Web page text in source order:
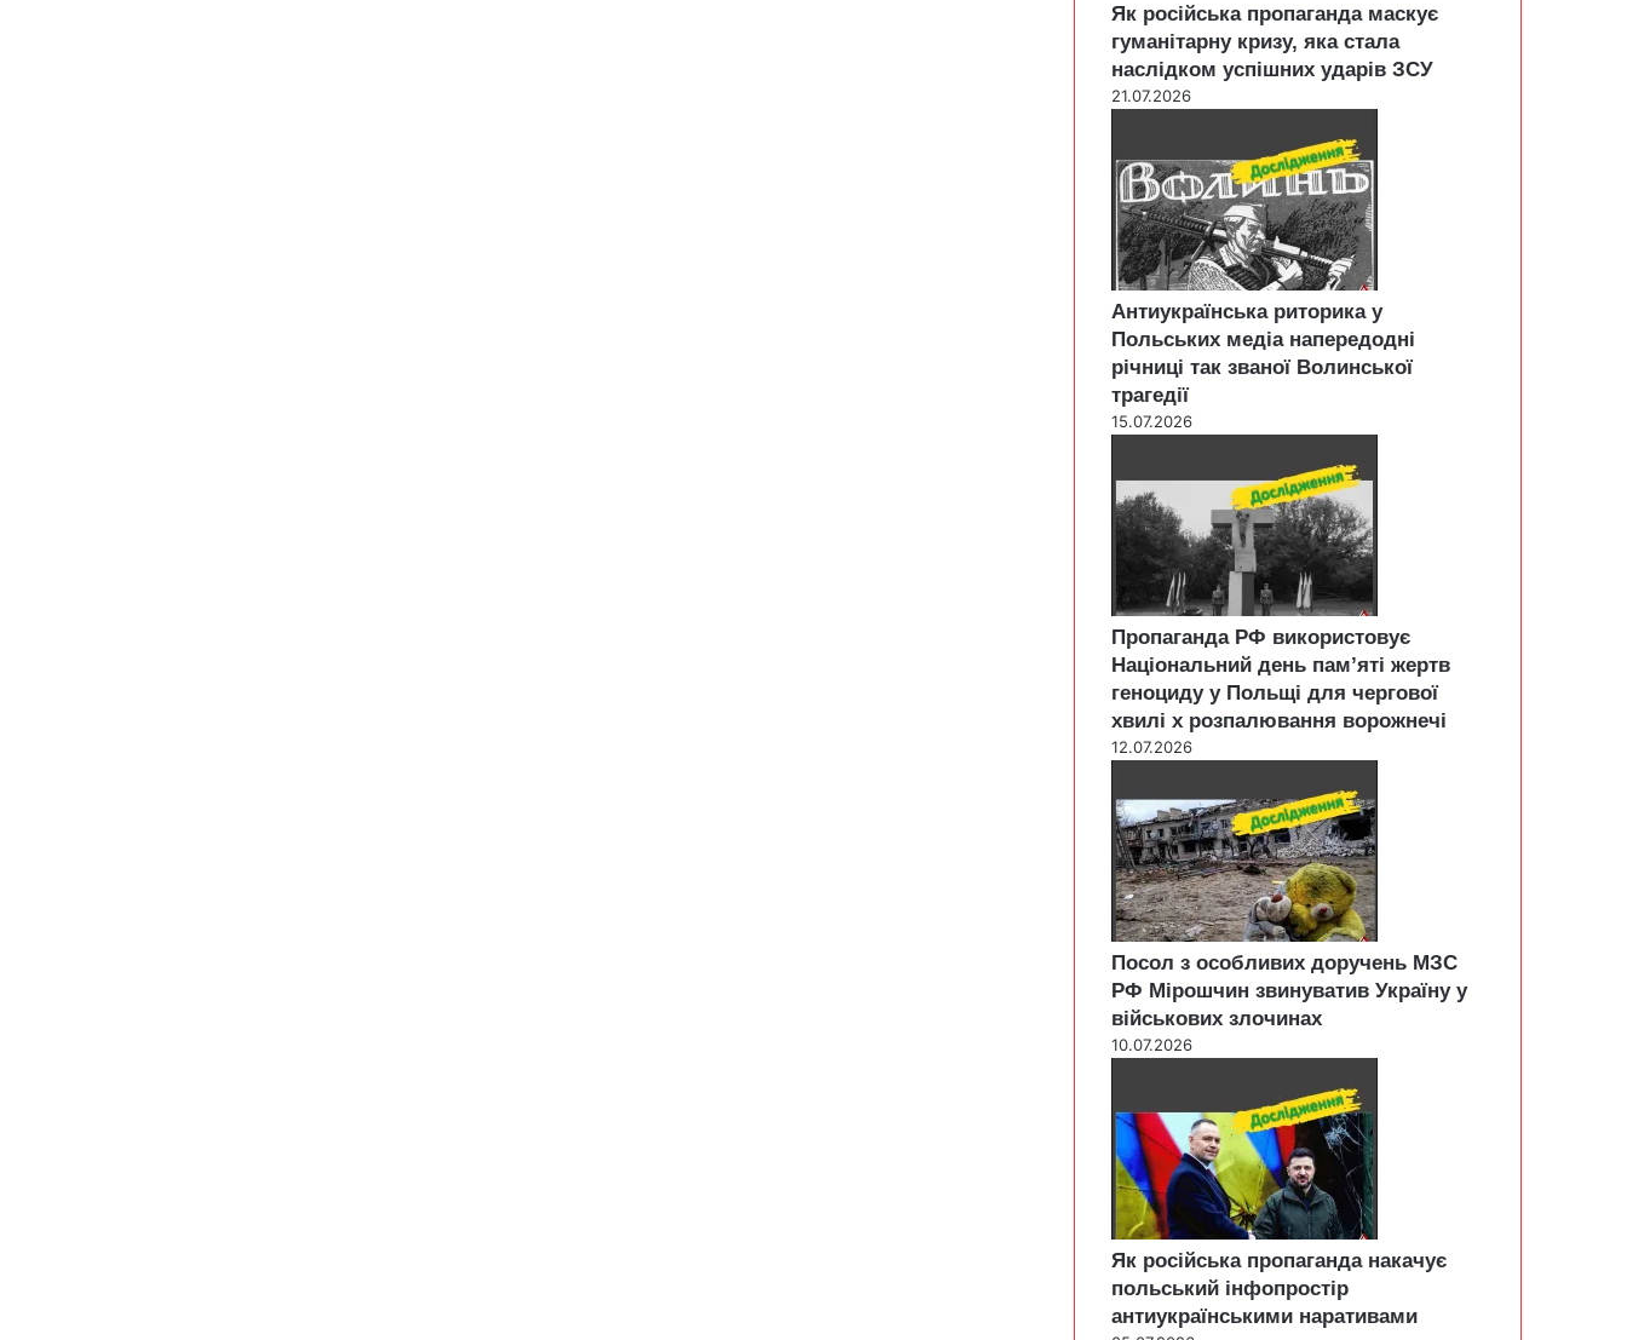
Як російська пропаганда маскує
гуманітарну кризу, яка стала
наслідком успішних ударів ЗСУ
21.07.2026
Антиукраїнська риторика у
Польських медіа напередодні
річниці так званої Волинської
трагедії
15.07.2026
Пропаганда РФ використовує
Національний день пам’яті жертв
геноциду у Польщі для чергової
хвилі х розпалювання ворожнечі
12.07.2026
Посол з особливих доручень МЗС
РФ Мірошчин звинуватив Україну у
військових злочинах
10.07.2026
Як російська пропаганда накачує
польський інфопростір
антиукраїнськими наративами